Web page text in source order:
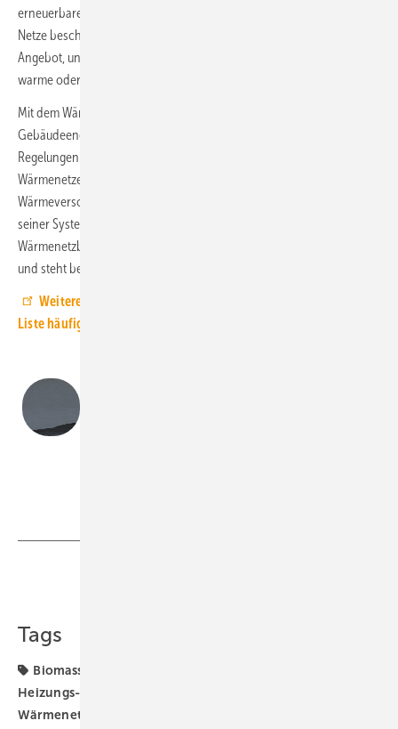
erneuerbarer Energien und den klimaneutralen Ausbau vorhandener
Netze beschleunigen. Das Förderprogramm bietet das passende
Angebot, unabhängig davon, ob es sich um kleine oder große sowie
warme oder kalte Netze handelt.
Mit dem Wärmeplanungsgesetz (WPG) und dem überarbeiteten
Gebäudeenergiegesetz (GEG) sowie deren Verzahnung werden
Regelungen beziehungsweise verbindliche Fahrpläne zum Einsatz von
Wärmenetzen in Kommunen formuliert. Das Ziel einer CO
Wärmeversorgung bis zum Jahr 2045 rückt so ein Stück näher. Mit
seiner Systemkompetenz unterstützt Buderus jetzige und künftige
Wärmenetzbetreiber bei der Planung, bietet die passenden Lösungen
und steht bei der Umsetzung zur Seite.
Weitere Informationen zur BEW-Antragstellung sowie eine
Liste häufiger Fragen finden sich hier auf der BAFA-Webseite.
Tags
Biomasse-Heizung
Heizungs-Wärmepumpe
Wärmenetz